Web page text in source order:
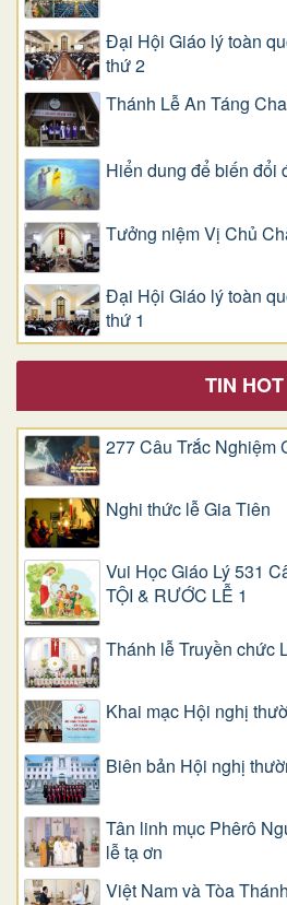
Đại Hội Giáo lý toàn
thứ 2
Thánh Lễ An Táng
Hiển dung để biến đổi
Tưởng niệm Vị Chủ
Đại Hội Giáo lý toàn
thứ 1
TIN HOT
277 Câu Trắc Nghiệm
Nghi thức lễ Gia Tiên
Vui Học Giáo Lý 531
TỘI & RƯỚC LỄ 1
Thánh lễ Truyền chức
Khai mạc Hội nghị
Biên bản Hội nghị
Tân linh mục Phêrô
lễ tạ ơn
Việt Nam và Tòa